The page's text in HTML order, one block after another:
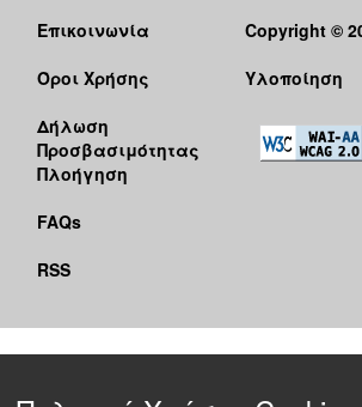
Επικοινωνία
Όροι Χρήσης
Δήλωση
Προσβασιμότητας
Πλοήγηση
FAQs
RSS
Copyright ©
Υλοποίηση